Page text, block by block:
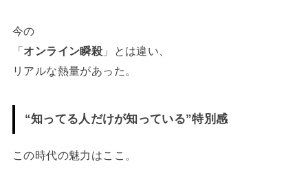
今の
「オンライン瞬殺 」とは違い、
リアルな熱量があった。
“知ってる人だけが知っている”特別感
この時代の魅力はここ。